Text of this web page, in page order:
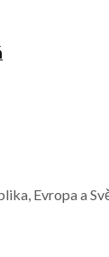
Evropa a